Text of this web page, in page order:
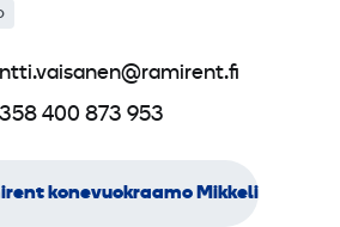
400 873 953
konevuokraamo Mikkeli